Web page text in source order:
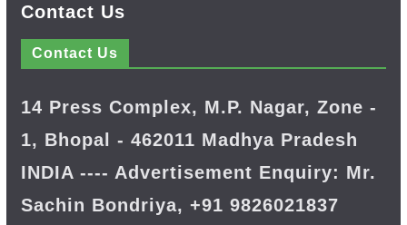
Contact Us
Contact Us
14 Press Complex, M.P. Nagar, Zone -
1, Bhopal - 462011 Madhya Pradesh
INDIA ---- Advertisement Enquiry: Mr.
Sachin Bondriya, +91 9826021837